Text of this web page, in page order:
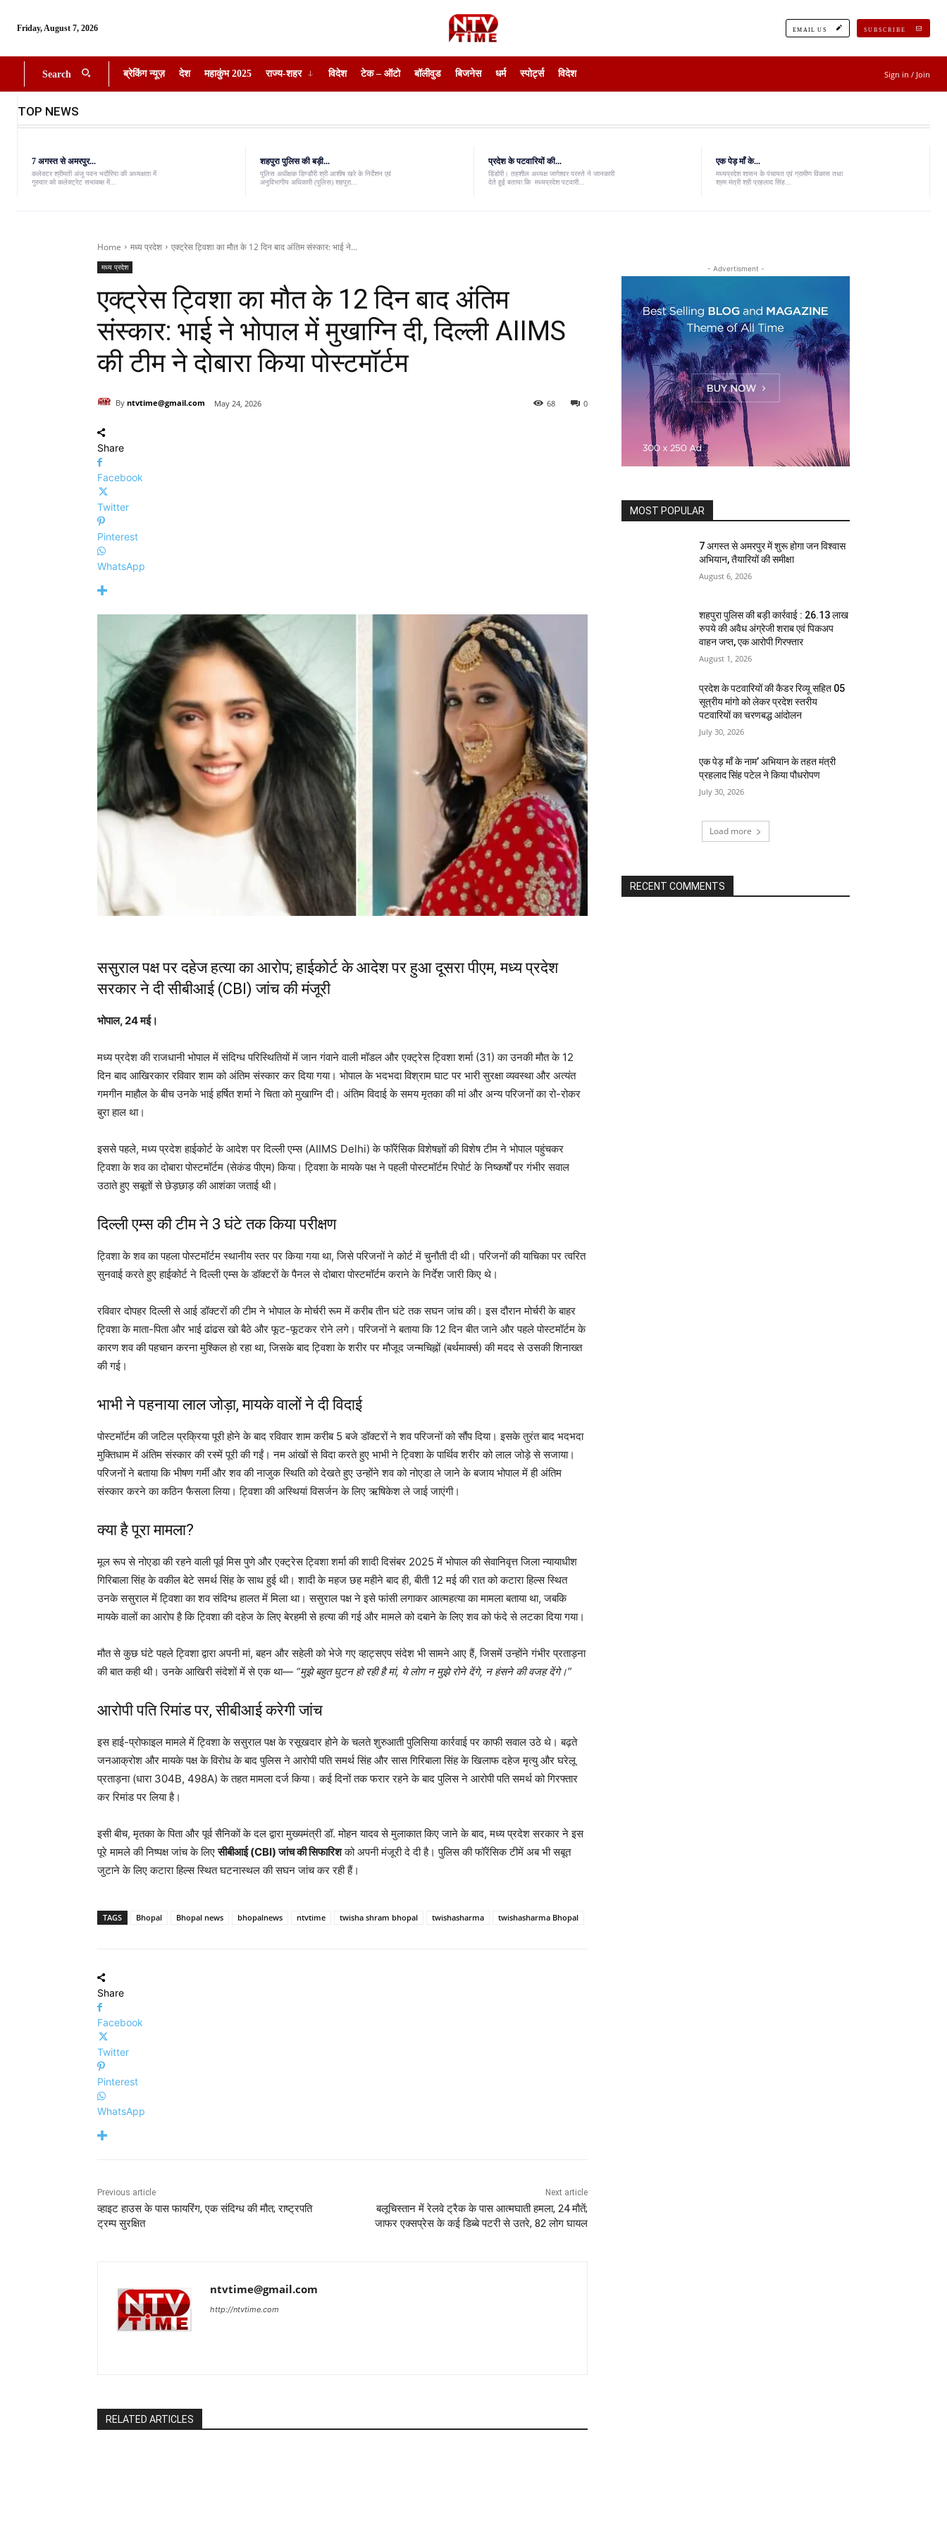
Friday, August 7, 2026 EMAIL US SUBSCRIBE
Search ब्रेकिंग न्यूज़ देश महाकुंभ 2025 राज्य-शहर विदेश टेक – ऑटो बॉलीवुड बिजनेस धर्म स्पोर्ट्स विदेश Sign in / Join
TOP NEWS
7 अगस्त से अमरपुर...
कलेक्टर श्रीमती अंजू पवन भदौरिया की अध्यक्षता में
गुरुवार को कलेक्ट्रेट सभाकक्ष में...
शहपुरा पुलिस की बड़ी...
पुलिस अधीक्षक डिण्डौरी श्री आशीष खरे के निर्देशन एवं
अनुविभागीय अधिकारी (पुलिस) शहपुरा...
प्रदेश के पटवारियों की...
डिंडोरी। तहशील अध्यक्ष जागेश्वर परस्ते ने जानकारी
देते हुई बताया कि मध्यप्रदेश पटवारी...
एक पेड़ माँ के...
मध्यप्रदेश शासन के पंचायत एवं ग्रामीण विकास तथा
श्रम मंत्री श्री प्रहलाद सिंह...
Home मध्य प्रदेश एक्ट्रेस ट्विशा का मौत के 12 दिन बाद अंतिम संस्कार: भाई ने...
मध्य प्रदेश
एक्ट्रेस ट्विशा का मौत के 12 दिन बाद अंतिम
संस्कार: भाई ने भोपाल में मुखाग्नि दी, दिल्ली AIIMS
की टीम ने दोबारा किया पोस्टमॉर्टम
By ntvtime@gmail.com May 24, 2026 0
68
Share
Facebook
Twitter
Pinterest
WhatsApp
ससुराल पक्ष पर दहेज हत्या का आरोप; हाईकोर्ट के आदेश पर हुआ दूसरा पीएम, मध्य प्रदेश
सरकार ने दी सीबीआई (CBI) जांच की मंजूरी
भोपाल, 24 मई।
मध्य प्रदेश की राजधानी भोपाल में संदिग्ध परिस्थितियों में जान गंवाने वाली मॉडल और एक्ट्रेस ट्विशा शर्मा (31) का उनकी मौत के 12
दिन बाद आखिरकार रविवार शाम को अंतिम संस्कार कर दिया गया। भोपाल के भदभदा विश्राम घाट पर भारी सुरक्षा व्यवस्था और अत्यंत
गमगीन माहौल के बीच उनके भाई हर्षित शर्मा ने चिता को मुखाग्नि दी। अंतिम विदाई के समय मृतका की मां और अन्य परिजनों का रो-रोकर
बुरा हाल था।
इससे पहले, मध्य प्रदेश हाईकोर्ट के आदेश पर दिल्ली एम्स (AIIMS Delhi) के फॉरेंसिक विशेषज्ञों की विशेष टीम ने भोपाल पहुंचकर
ट्विशा के शव का दोबारा पोस्टमॉर्टम (सेकंड पीएम) किया। ट्विशा के मायके पक्ष ने पहली पोस्टमॉर्टम रिपोर्ट के निष्कर्षों पर गंभीर सवाल
उठाते हुए सबूतों से छेड़छाड़ की आशंका जताई थी।
दिल्ली एम्स की टीम ने 3 घंटे तक किया परीक्षण
ट्विशा के शव का पहला पोस्टमॉर्टम स्थानीय स्तर पर किया गया था, जिसे परिजनों ने कोर्ट में चुनौती दी थी। परिजनों की याचिका पर त्वरित
सुनवाई करते हुए हाईकोर्ट ने दिल्ली एम्स के डॉक्टरों के पैनल से दोबारा पोस्टमॉर्टम कराने के निर्देश जारी किए थे।
रविवार दोपहर दिल्ली से आई डॉक्टरों की टीम ने भोपाल के मोर्चरी रूम में करीब तीन घंटे तक सघन जांच की। इस दौरान मोर्चरी के बाहर
ट्विशा के माता-पिता और भाई ढांढस खो बैठे और फूट-फूटकर रोने लगे। परिजनों ने बताया कि 12 दिन बीत जाने और पहले पोस्टमॉर्टम के
कारण शव की पहचान करना मुश्किल हो रहा था, जिसके बाद ट्विशा के शरीर पर मौजूद जन्मचिह्नों (बर्थमार्क्स) की मदद से उसकी शिनाख्त
की गई।
भाभी ने पहनाया लाल जोड़ा, मायके वालों ने दी विदाई
पोस्टमॉर्टम की जटिल प्रक्रिया पूरी होने के बाद रविवार शाम करीब 5 बजे डॉक्टरों ने शव परिजनों को सौंप दिया। इसके तुरंत बाद भदभदा
मुक्तिधाम में अंतिम संस्कार की रस्में पूरी की गईं। नम आंखों से विदा करते हुए भाभी ने ट्विशा के पार्थिव शरीर को लाल जोड़े से सजाया।
परिजनों ने बताया कि भीषण गर्मी और शव की नाजुक स्थिति को देखते हुए उन्होंने शव को नोएडा ले जाने के बजाय भोपाल में ही अंतिम
संस्कार करने का कठिन फैसला लिया। ट्विशा की अस्थियां विसर्जन के लिए ऋषिकेश ले जाई जाएंगी।
क्या है पूरा मामला?
मूल रूप से नोएडा की रहने वाली पूर्व मिस पुणे और एक्ट्रेस ट्विशा शर्मा की शादी दिसंबर 2025 में भोपाल की सेवानिवृत्त जिला न्यायाधीश
गिरिबाला सिंह के वकील बेटे समर्थ सिंह के साथ हुई थी। शादी के महज छह महीने बाद ही, बीती 12 मई की रात को कटारा हिल्स स्थित
उनके ससुराल में ट्विशा का शव संदिग्ध हालत में मिला था। ससुराल पक्ष ने इसे फांसी लगाकर आत्महत्या का मामला बताया था, जबकि
मायके वालों का आरोप है कि ट्विशा की दहेज के लिए बेरहमी से हत्या की गई और मामले को दबाने के लिए शव को फंदे से लटका दिया गया।
मौत से कुछ घंटे पहले ट्विशा द्वारा अपनी मां, बहन और सहेली को भेजे गए व्हाट्सएप संदेश भी सामने आए हैं, जिसमें उन्होंने गंभीर प्रताड़ना
की बात कही थी। उनके आखिरी संदेशों में से एक था— “मुझे बहुत घुटन हो रही है मां, ये लोग न मुझे रोने देंगे, न हंसने की वजह देंगे।”
आरोपी पति रिमांड पर, सीबीआई करेगी जांच
इस हाई-प्रोफाइल मामले में ट्विशा के ससुराल पक्ष के रसूखदार होने के चलते शुरुआती पुलिसिया कार्रवाई पर काफी सवाल उठे थे। बढ़ते
जनआक्रोश और मायके पक्ष के विरोध के बाद पुलिस ने आरोपी पति समर्थ सिंह और सास गिरिबाला सिंह के खिलाफ दहेज मृत्यु और घरेलू
प्रताड़ना (धारा 304B, 498A) के तहत मामला दर्ज किया। कई दिनों तक फरार रहने के बाद पुलिस ने आरोपी पति समर्थ को गिरफ्तार
कर रिमांड पर लिया है।
इसी बीच, मृतका के पिता और पूर्व सैनिकों के दल द्वारा मुख्यमंत्री डॉ. मोहन यादव से मुलाकात किए जाने के बाद, मध्य प्रदेश सरकार ने इस
पूरे मामले की निष्पक्ष जांच के लिएसीबीआई (CBI) जांच की सिफारिशको अपनी मंजूरी दे दी है। पुलिस की फॉरेंसिक टीमें अब भी सबूत
जुटाने के लिए कटारा हिल्स स्थित घटनास्थल की सघन जांच कर रही हैं।
TAGS Bhopal Bhopal news bhopalnews ntvtime twisha shram bhopal twishasharma twishasharma Bhopal
Share
Facebook
Twitter
Pinterest
WhatsApp
Previous article
व्हाइट हाउस के पास फायरिंग, एक संदिग्ध की मौत; राष्ट्रपति
ट्रम्प सुरक्षित
Next article
बलूचिस्तान में रेलवे ट्रैक के पास आत्मघाती हमला, 24 मौतें;
जाफर एक्सप्रेस के कई डिब्बे पटरी से उतरे, 82 लोग घायल
ntvtime@gmail.com
http://ntvtime.com
RELATED ARTICLES
- Advertisment -
MOST POPULAR
7 अगस्त से अमरपुर में शुरू होगा जन विश्वास
अभियान, तैयारियों की समीक्षा
August 6, 2026
शहपुरा पुलिस की बड़ी कार्रवाई : 26.13 लाख
रुपये की अवैध अंग्रेजी शराब एवं पिकअप
वाहन जप्त, एक आरोपी गिरफ्तार
August 1, 2026
प्रदेश के पटवारियों की कैडर रिव्यू सहित 05
सूत्रीय मांगो को लेकर प्रदेश स्तरीय
पटवारियों का चरणबद्ध आंदोलन
July 30, 2026
एक पेड़ माँ के नाम’ अभियान के तहत मंत्री
प्रहलाद सिंह पटेल ने किया पौधरोपण
July 30, 2026
Load more
RECENT COMMENTS